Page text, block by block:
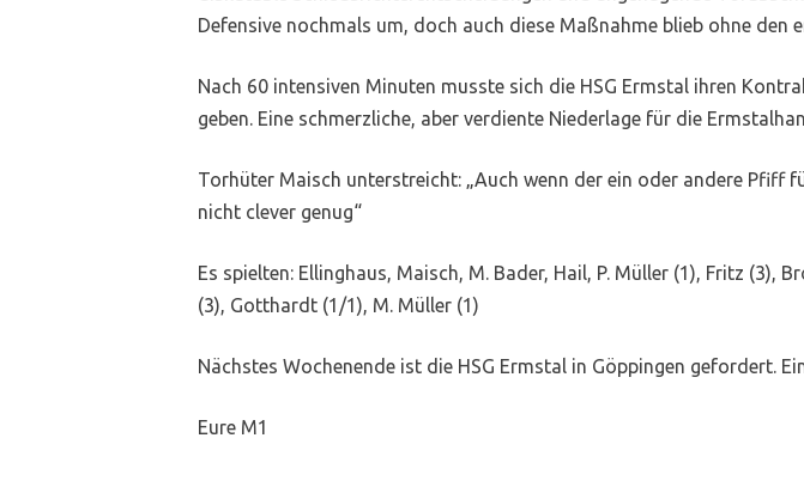
Defensive nochmals um, doch auch diese Maßnahme blieb ohne den
Nach 60 intensiven Minuten musste sich die HSG Ermstal ihren
geben. Eine schmerzliche, aber verdiente Niederlage für die
Torhüter Maisch unterstreicht: „Auch wenn der ein oder andere Pfiff
nicht clever genug“
Es spielten: Ellinghaus, Maisch, M. Bader, Hail, P. Müller (1), Fritz (3),
(3), Gotthardt (1/1), M. Müller (1)
Nächstes Wochenende ist die HSG Ermstal in Göppingen gefordert.
Eure M1